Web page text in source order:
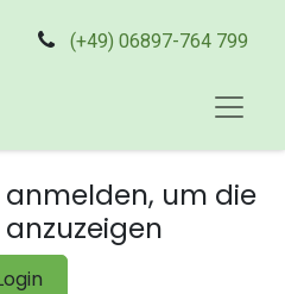
(+49) 06897-764 799
anmelden, um die